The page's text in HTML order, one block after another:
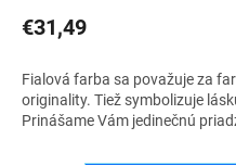
€31,49
Fialová farba sa považuje za
originality. Tiež symbolizuje
Prinášame Vám jedinečnú